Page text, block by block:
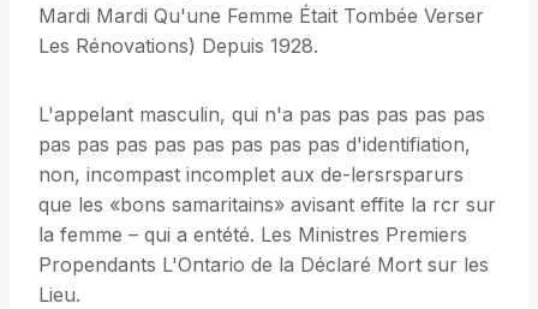
Mardi Mardi Qu'une Femme Était Tombée Verser
Les Rénovations) Depuis 1928.
L'appelant masculin, qui n'a pas pas pas pas pas
pas pas pas pas pas pas pas pas d'identifiation,
non, incompast incomplet aux de-lersrsparurs
que les «bons samaritains» avisant effite la rcr sur
la femme – qui a entété. Les Ministres Premiers
Propendants L'Ontario de la Déclaré Mort sur les
Lieu.